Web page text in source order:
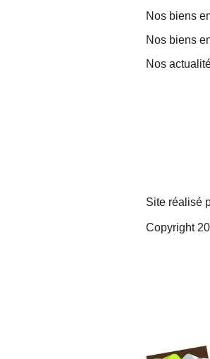
Nos biens
Nos biens
Nos
Site réalisé
Copyright